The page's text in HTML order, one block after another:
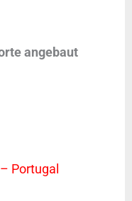
angebaut
Portugal